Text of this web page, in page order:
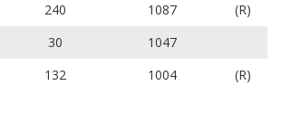
240 1087
(R)
30
1047
132 1004 (R)